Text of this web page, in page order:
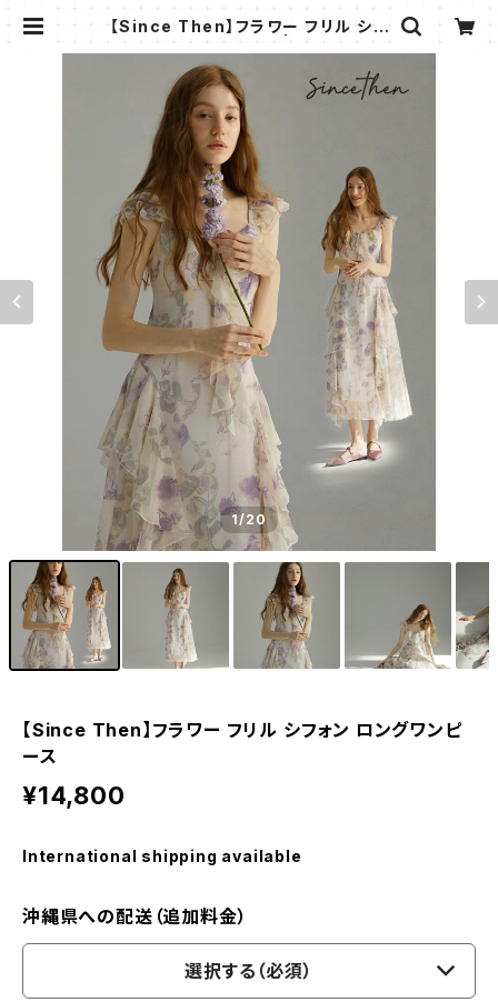
【Since Then】フラワー フリル シフ
1/20
【Since Then】フラワー フリル シフォン ロングワンピ
ース
¥14,800
International shipping available
沖縄県への配送（追加料金）
選択する（必須）